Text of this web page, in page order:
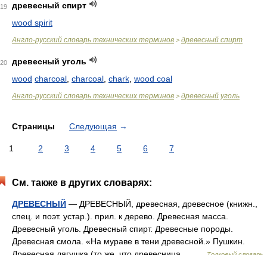
19
древесный спирт
wood spirit
Англо-русский словарь технических терминов > древесный спирт
20
древесный уголь
wood charcoal charcoal chark wood coal
Англо-русский словарь технических терминов > древесный уголь
Страницы Следующая →
1 2 3 4 5 6 7
См. также в других словарях:
ДРЕВЕСНЫЙ — ДРЕВЕСНЫЙ, древесная, древесное (книжн.,
спец. и поэт. устар.). прил. к дерево. Древесная масса.
Древесный уголь. Древесный спирт. Древесные породы.
Древесная смола. «На мураве в тени древесной.» Пушкин.